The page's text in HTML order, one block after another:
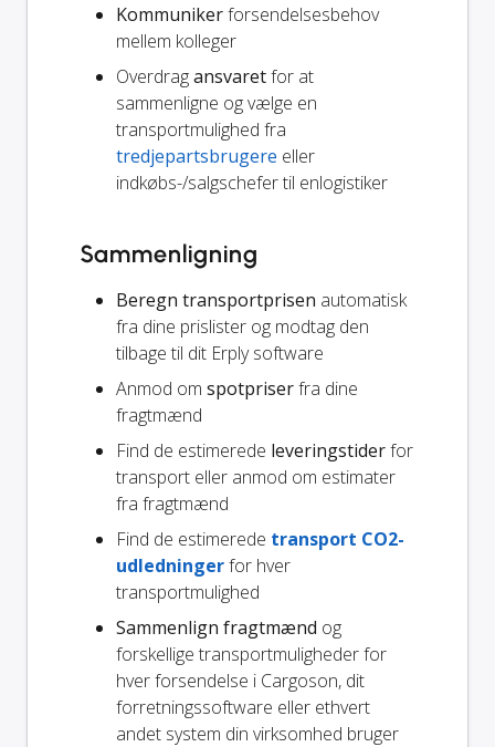
Kommunikerforsendelsesbehov
mellem kolleger
Overdragansvaretfor at
sammenligne og vælge en
transportmulighed fra
tredjepartsbrugere eller
indkøbs-/salgschefer til enlogistiker
Sammenligning
Beregn transportprisen automatisk
fra dine prislister og modtag den
tilbage til dit Erply software
Anmod om spotpriserfra dine
fragtmænd
Find de estimerede leveringstiderfor
transport eller anmod om estimater
fra fragtmænd
Find de estimerede transport CO2-
udledningerfor hver
transportmulighed
Sammenlign fragtmænd og
forskellige transportmuligheder for
hver forsendelse i Cargoson, dit
forretningssoftware eller ethvert
andet system din virksomhed bruger